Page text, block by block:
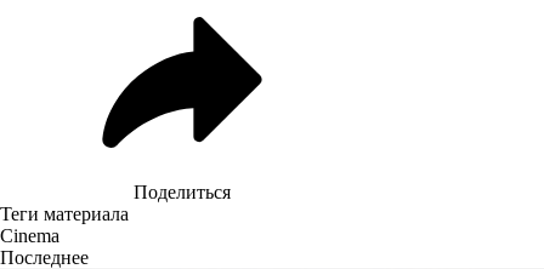
Поделиться
Теги материала
Cinema
Последнее